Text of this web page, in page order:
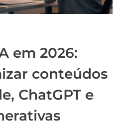
em 2026:
conteúdos
ChatGPT e